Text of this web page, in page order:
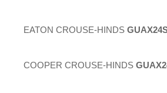
EATON CROUSE-HINDS
COOPER CROUSE-HINDS